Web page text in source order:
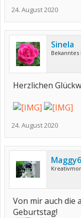
24. August 2020
Sinela
Herzlichen
24. August 2020
Von mir auch die
Geburtstag!